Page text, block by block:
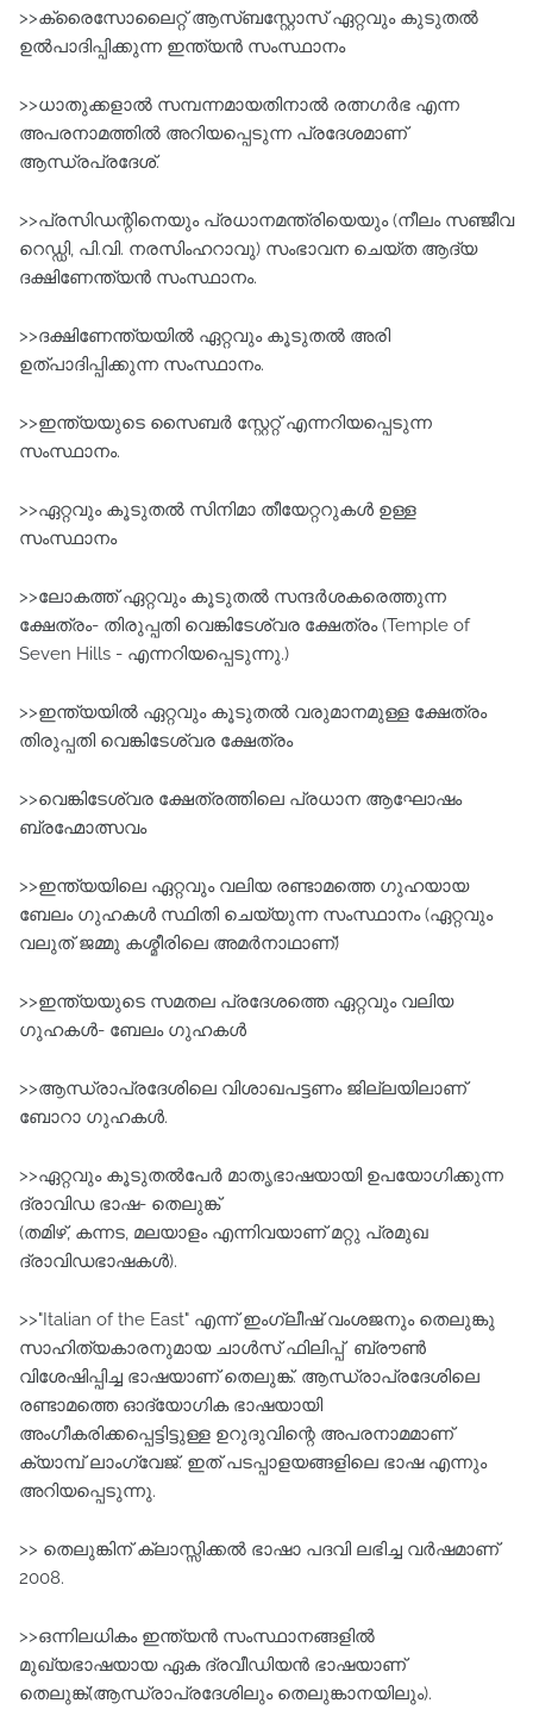
>>ക്രൈസോലൈറ്റ്‌ ആസ്ബസ്റ്റോസ്‌ ഏറ്റവും കുടുതല്‍
ഉല്‍പാദിപ്പിക്കുന്ന ഇന്ത്യന്‍ സംസ്ഥാനം
>>ധാതുക്കളാല്‍ സമ്പന്നമായതിനാല്‍ രത്നഗര്‍ഭ എന്ന
അപരനാമത്തില്‍ അറിയപ്പെടുന്ന പ്രദേശമാണ്‌
ആന്ധ്രപ്രദേശ്‌.
>>പ്രസിഡന്റിനെയും പ്രധാനമന്ത്രിയെയും (നീലം സഞ്ജീവ
റെഡ്ഡി, പി.വി. നരസിംഹറാവു) സംഭാവന ചെയ്ത ആദ്യ
ദക്ഷിണേന്ത്യന്‍ സംസ്ഥാനം.
>>ദക്ഷിണേന്ത്യയില്‍ ഏറ്റവും കൂടുതല്‍ അരി
ഉത്പാദിപ്പിക്കുന്ന സംസ്ഥാനം.
>>ഇന്ത്യയുടെ സൈബര്‍ സ്റ്റേറ്റ്‌ എന്നറിയപ്പെടുന്ന
സംസ്ഥാനം.
>>ഏറ്റവും കൂടുതല്‍ സിനിമാ തീയേറ്ററുകള്‍ ഉള്ള
സംസ്ഥാനം
>>ലോകത്ത്‌ ഏറ്റവും കൂടുതല്‍ സന്ദര്‍ശകരെത്തുന്ന
ക്ഷേത്രം- തിരുപ്പതി വെങ്കിടേശ്വര ക്ഷേത്രം (Temple of
Seven Hills - എന്നറിയപ്പെടുന്നു.)
>>ഇന്ത്യയില്‍ ഏറ്റവും കൂടുതല്‍ വരുമാനമുള്ള ക്ഷേത്രം
തിരുപ്പതി വെങ്കിടേശ്വര ക്ഷേത്രം
>>വെങ്കിടേശ്വര ക്ഷേത്രത്തിലെ പ്രധാന ആഘോഷം
ബ്രഹ്മോത്സവം
>>ഇന്ത്യയിലെ ഏറ്റവും വലിയ രണ്ടാമത്തെ ഗുഹയായ
ബേലം ഗുഹകള്‍ സ്ഥിതി ചെയ്യുന്ന സംസ്ഥാനം (ഏറ്റവും
വലുത്‌ ജമ്മു കശ്മീരിലെ അമര്‍നാഥാണ്‌)
>>ഇന്ത്യയുടെ സമതല പ്രദേശത്തെ ഏറ്റവും വലിയ
ഗുഹകള്‍- ബേലം ഗുഹകള്‍
>>ആന്ധ്രാപ്രദേശിലെ വിശാഖപട്ടണം ജില്ലയിലാണ്‌
ബോറാ ഗുഹകള്‍.
>>ഏറ്റവും കൂടുതല്‍പേര്‍ മാതൃഭാഷയായി ഉപയോഗിക്കുന്ന
ദ്രാവിഡ ഭാഷ- തെലുങ്ക്
(തമിഴ്‌, കന്നട, മലയാളം എന്നിവയാണ്‌ മറ്റു പ്രമുഖ
ദ്രാവിഡഭാഷകള്‍).
>>"Italian of the East" എന്ന്‌ ഇംഗ്ലീഷ്‌ വംശജനും തെലുങ്കു
സാഹിത്യകാരനുമായ ചാള്‍സ്‌ ഫിലിപ്പ്‌ ബ്രൗൺ
വിശേഷിപ്പിച്ച ഭാഷയാണ്‌ തെലുങ്ക്. ആന്ധ്രാപ്രദേശിലെ
രണ്ടാമത്തെ ഓദ്യോഗിക ഭാഷയായി
അംഗീകരിക്കപ്പെട്ടിട്ടുള്ള ഉറുദുവിന്റെ അപരനാമമാണ്‌
ക്യാമ്പ്‌ ലാംഗ്വേജ്‌. ഇത്‌ പടപ്പാളയങ്ങളിലെ ഭാഷ എന്നും
അറിയപ്പെടുന്നു.
>> തെലുങ്കിന്‌ ക്ലാസ്സിക്കല്‍ ഭാഷാ പദവി ലഭിച്ച വര്‍ഷമാണ്‌
2008.
>>ഒന്നിലധികം ഇന്ത്യന്‍ സംസ്ഥാനങ്ങളില്‍
മുഖ്യഭാഷയായ ഏക ദ്രവീഡിയന്‍ ഭാഷയാണ്‌
തെലുങ്ക്(ആന്ധ്രാപ്രദേശിലും തെലുങ്കാനയിലും).